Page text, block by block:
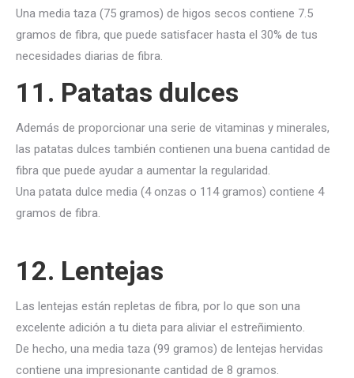
Una media taza (75 gramos) de higos secos contiene 7.5
gramos de fibra, que puede satisfacer hasta el 30% de tus
necesidades diarias de fibra.
11. Patatas dulces
Además de proporcionar una serie de vitaminas y minerales,
las patatas dulces también contienen una buena cantidad de
fibra que puede ayudar a aumentar la regularidad.
Una patata dulce media (4 onzas o 114 gramos) contiene 4
gramos de fibra.
12. Lentejas
Las lentejas están repletas de fibra, por lo que son una
excelente adición a tu dieta para aliviar el estreñimiento.
De hecho, una media taza (99 gramos) de lentejas hervidas
contiene una impresionante cantidad de 8 gramos.